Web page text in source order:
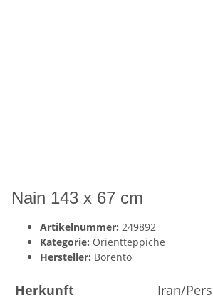
Nain 143 x 67 cm
Artikelnummer: 249892
Kategorie: Orientteppiche
Hersteller: Borento
Herkunft
Iran/